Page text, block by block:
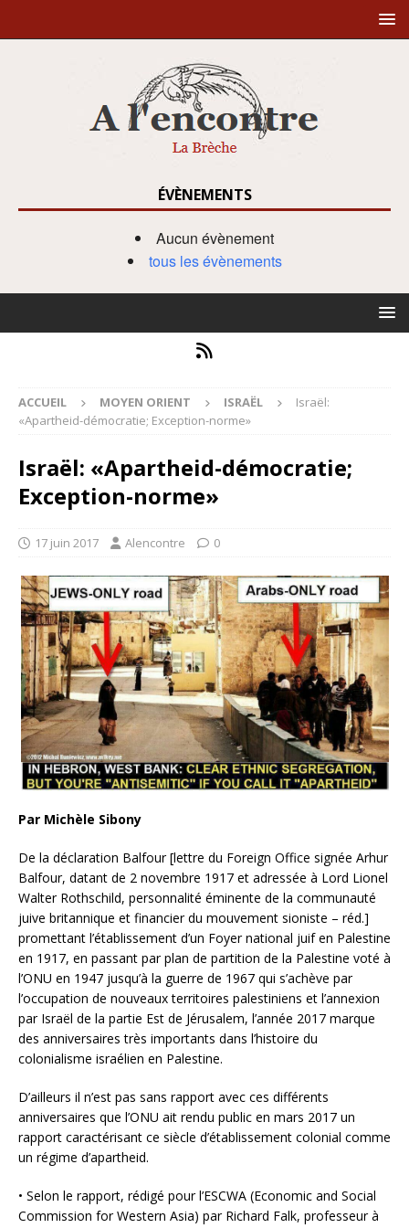
ÉVÈNEMENTS
Aucun évènement
tous les évènements
ACCUEIL MOYEN ORIENT ISRAËL
Israël:
«Apartheid-démocratie; Exception-norme»
Israël: «Apartheid-démocratie;
Exception-norme»
17 juin 2017 Alencontre 0
Par Michèle Sibony
De la déclaration Balfour [lettre du Foreign Office signée Arhur
Balfour, datant de 2 novembre 1917 et adressée à Lord Lionel
Walter Rothschild, personnalité éminente de la communauté
juive britannique et financier du mouvement sioniste – réd.]
promettant l’établissement d’un Foyer national juif en Palestine
en 1917, en passant par plan de partition de la Palestine voté à
l’ONU en 1947 jusqu’à la guerre de 1967 qui s’achève par
l’occupation de nouveaux territoires palestiniens et l’annexion
par Israël de la partie Est de Jérusalem, l’année 2017 marque
des anniversaires très importants dans l’histoire du
colonialisme israélien en Palestine.
D’ailleurs il n’est pas sans rapport avec ces différents
anniversaires que l’ONU ait rendu public en mars 2017 un
rapport caractérisant ce siècle d’établissement colonial comme
un régime d’apartheid.
• Selon le rapport, rédigé pour l’ESCWA (Economic and Social
Commission for Western Asia) par Richard Falk, professeur à